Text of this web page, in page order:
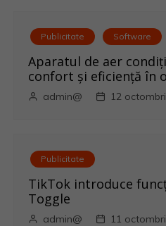
Publicitate Software
Aparatul de aer
confort și eficiență în
admin@ 12
Publicitate
TikTok introduce
Toggle
admin@ 11